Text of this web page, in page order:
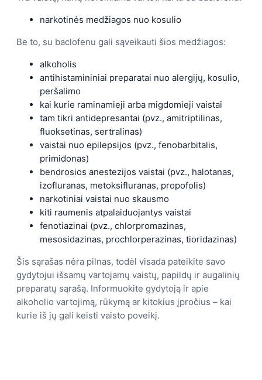
narkotinės medžiagos nuo kosulio
Be to, su baclofenu gali sąveikauti šios medžiagos:
alkoholis
antihistamininiai preparatai nuo alergijų, kosulio,
peršalimo
kai kurie raminamieji arba migdomieji vaistai
tam tikri antidepresantai (pvz., amitriptilinas,
fluoksetinas, sertralinas)
vaistai nuo epilepsijos (pvz., fenobarbitalis,
primidonas)
bendrosios anestezijos vaistai (pvz., halotanas,
izofluranas, metoksifluranas, propofolis)
narkotiniai vaistai nuo skausmo
kiti raumenis atpalaiduojantys vaistai
fenotiazinai (pvz., chlorpromazinas,
mesosidazinas, prochlorperazinas, tioridazinas)
Šis sąrašas nėra pilnas, todėl visada pateikite savo
gydytojui išsamų vartojamų vaistų, papildų ir augalinių
preparatų sąrašą. Informuokite gydytoją ir apie
alkoholio vartojimą, rūkymą ar kitokius įpročius – kai
kurie iš jų gali keisti vaisto poveikį.